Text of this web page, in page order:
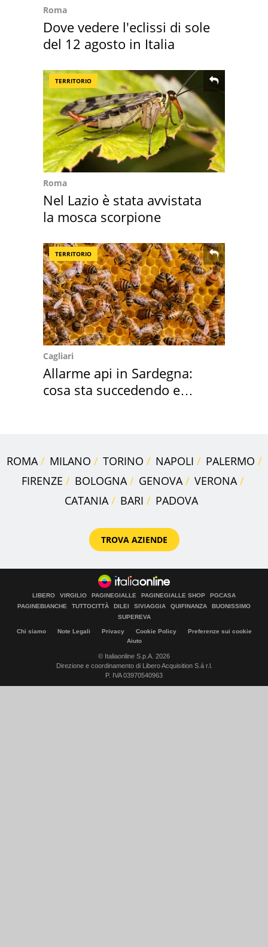
Roma
Dove vedere l'eclissi di sole
del 12 agosto in Italia
TERRITORIO
Roma
Nel Lazio è stata avvistata
la mosca scorpione
TERRITORIO
Cagliari
Allarme api in Sardegna:
cosa sta succedendo e
ROMA MILANO TORINO NAPOLI
PALERMO
FIRENZE
BOLOGNA GENOVA
VERONA
CATANIA
BARI PADOVA
TROVA AZIENDE
LIBERO VIRGILIO PAGINEGIALLE PAGINEGIALLE SHOP
PGCASA
PAGINEBIANCHE
TUTTOCITTÀ DILEI SIVIAGGIA QUIFINANZA
BUONISSIMO
SUPEREVA
Chi siamo Note Legali Privacy Cookie Policy
Preferenze sui cookie
Aiuto
© Italiaonline S.p.A. 2026
Direzione e coordinamento di Libero Acquisition S.á r.l.
P. IVA 03970540963